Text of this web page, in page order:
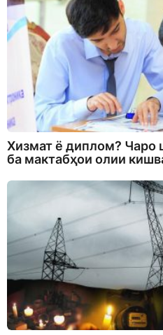
Хизмат ё диплом? Чаро
ба мактабҳои олии